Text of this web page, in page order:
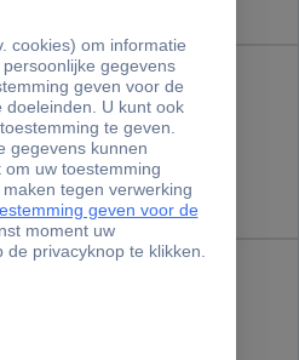
20 mm 500 kg
20 mm 580 kg